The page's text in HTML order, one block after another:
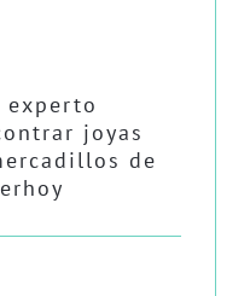
experto
joyas
de